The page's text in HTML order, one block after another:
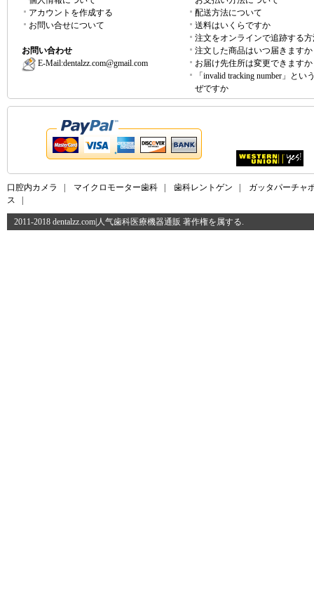
アカウントを作成する
お問い合せについて
お問い合わせ
E-Mail:dentalzz.com@gmail.com
配送方法について
送料はいくらですか
注文をオンラインで追跡する
注文した商品はいつ届きますか
お届け先住所は変更できますか
「invalid tracking number」とい
ぜですか
口腔内カメラ マイクロモーター歯科 歯科レントゲン
ガッタパーチャ
ス
2011-2018 dentalzz.com|人气歯科医療機器通販 著作権を属する.